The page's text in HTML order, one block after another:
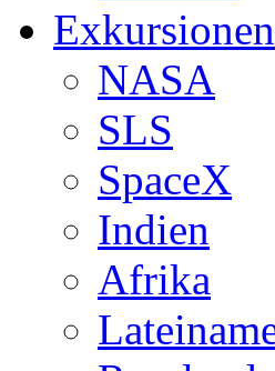
Exkursionen
NASA
SLS
SpaceX
Indien
Afrika